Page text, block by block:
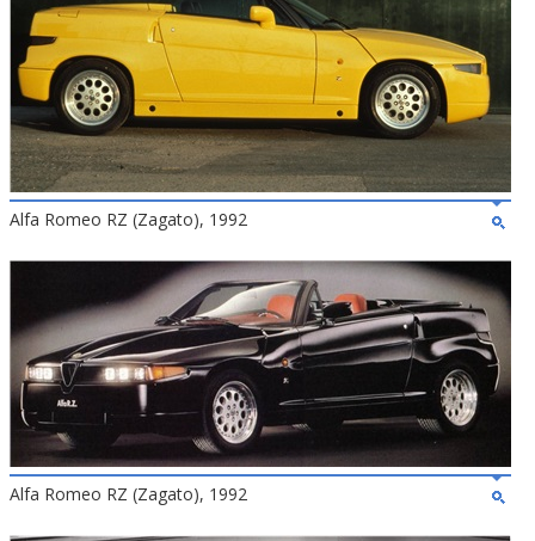
Alfa Romeo RZ (Zagato), 1992
Alfa Romeo RZ (Zagato), 1992